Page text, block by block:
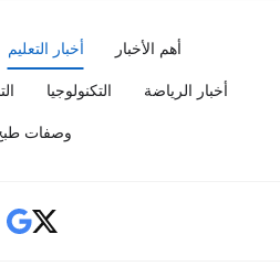
أهم الأخبار أخبار التعليم
أخبار الرياضة التكنولوجيا
وصفات
Links